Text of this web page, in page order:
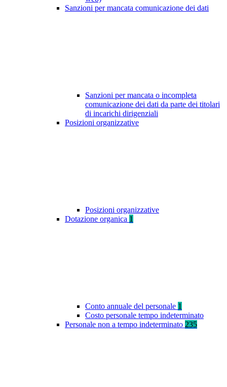
Sanzioni per mancata comunicazione dei dati
Sanzioni per mancata o incompleta
comunicazione dei dati da parte dei titolari
di incarichi dirigenziali
Posizioni organizzative
Posizioni organizzative
Dotazione organica 1
Conto annuale del personale 1
Costo personale tempo indeterminato
Personale non a tempo indeterminato 235